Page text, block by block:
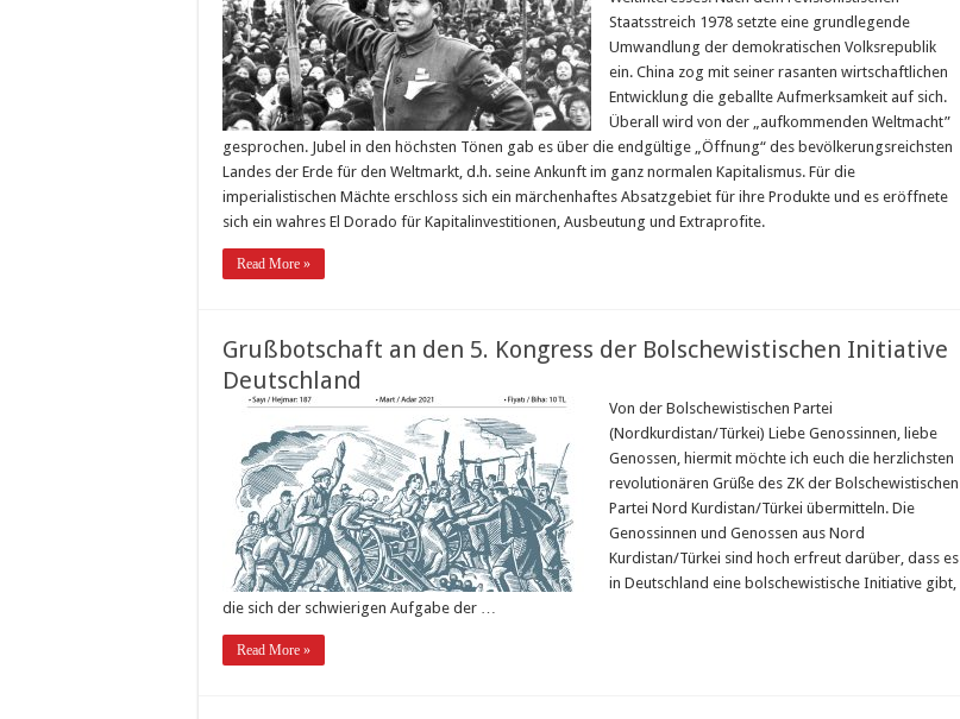
Staatsstreich 1978 setzte eine grundlegende
Umwandlung der demokratischen Volksrepublik
ein. China zog mit seiner rasanten wirtschaftlichen
Entwicklung die geballte Aufmerksamkeit auf sich.
Überall wird von der „aufkommenden Weltmacht”
gesprochen. Jubel in den höchsten Tönen gab es über die endgültige „Öffnung“ des bevölkerungsreichsten
Landes der Erde für den Weltmarkt, d.h. seine Ankunft im ganz normalen Kapitalismus. Für die
imperialistischen Mächte erschloss sich ein märchenhaftes Absatzgebiet für ihre Produkte und es eröffnete
sich ein wahres El Dorado für Kapitalinvestitionen, Ausbeutung und Extraprofite.
Read More »
Grußbotschaft an den 5. Kongress der Bolschewistischen Initiative
Deutschland
Von der Bolschewistischen Partei
(Nordkurdistan/Türkei) Liebe Genossinnen, liebe
Genossen, hiermit möchte ich euch die herzlichsten
revolutionären Grüße des ZK der Bolschewistischen
Partei Nord Kurdistan/Türkei übermitteln. Die
Genossinnen und Genossen aus Nord
Kurdistan/Türkei sind hoch erfreut darüber, dass es
in Deutschland eine bolschewistische Initiative gibt,
die sich der schwierigen Aufgabe der …
Read More »